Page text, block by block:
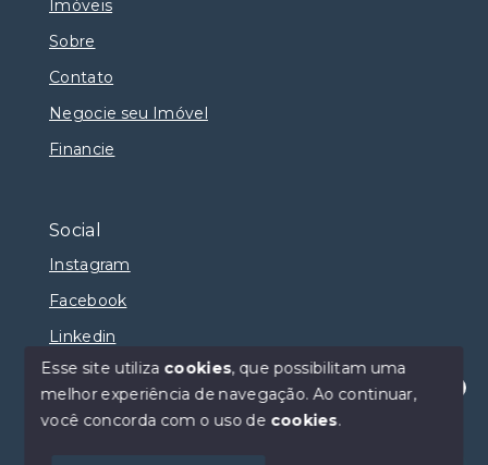
Olá! Estamos disponíveis para te ajudar.
Imóveis
Sobre
Contato
Negocie seu Imóvel
Financie
Social
Instagram
Facebook
Linkedin
© Copyright 2026 - Selma Sumaya Corretora - Todos
Esse site utiliza cookies, que possibilitam uma
melhor experiência de navegação.Ao continuar,
você concorda com o uso de cookies.